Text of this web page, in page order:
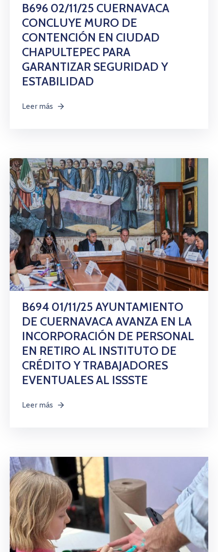
B696 02/11/25 CUERNAVACA
CONCLUYE MURO DE
CONTENCIÓN EN CIUDAD
CHAPULTEPEC PARA
GARANTIZAR SEGURIDAD Y
ESTABILIDAD
Leer más
B694 01/11/25 AYUNTAMIENTO
DE CUERNAVACA AVANZA EN LA
INCORPORACIÓN DE PERSONAL
EN RETIRO AL INSTITUTO DE
CRÉDITO Y TRABAJADORES
EVENTUALES AL ISSSTE
Leer más